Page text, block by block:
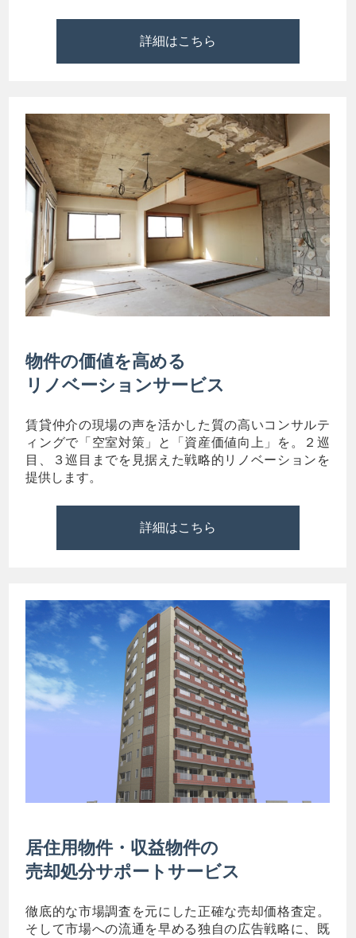
詳細はこちら
物件の価値を高める
リノベーションサービス
賃貸仲介の現場の声を活かした質の高いコンサルテ
ィングで「空室対策」と「資産価値向上」を。２巡
目、３巡目までを見据えた戦略的リノベーションを
提供します。
詳細はこちら
居住用物件・収益物件の
売却処分サポートサービス
徹底的な市場調査を元にした正確な売却価格査定。
そして市場への流通を早める独自の広告戦略に、既